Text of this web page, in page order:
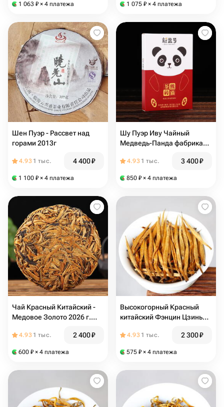
1 063 ₽ × 4 платежа 1 075 ₽ × 4 платежа
Шен Пуэр - Рассвет над
горами 2013г
4.93 1 тыс. 4 400₽
1 100 ₽ × 4 платежа
Шу Пуэр Иву Чайный
Медведь-Панда фабрика
4.93 1 тыс. 3 400₽
850 ₽ × 4 платежа
Чай Красный Китайский -
Медовое Золото 2026 г.
4.93 1 тыс. 2 400₽
600 ₽ × 4 платежа
Высокогорный Красный
китайский Фэнцин Цзинь
Короля) 100 гр Весенний
4.93 1 тыс. 2 300₽
575 ₽ × 4 платежа